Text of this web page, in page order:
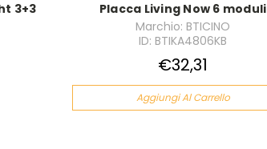
3+3
Placca Living Now 6 moduli
Marchio: BTICINO
ID: BTIKA4806KB
€32,31
Aggiungi Al Carrello